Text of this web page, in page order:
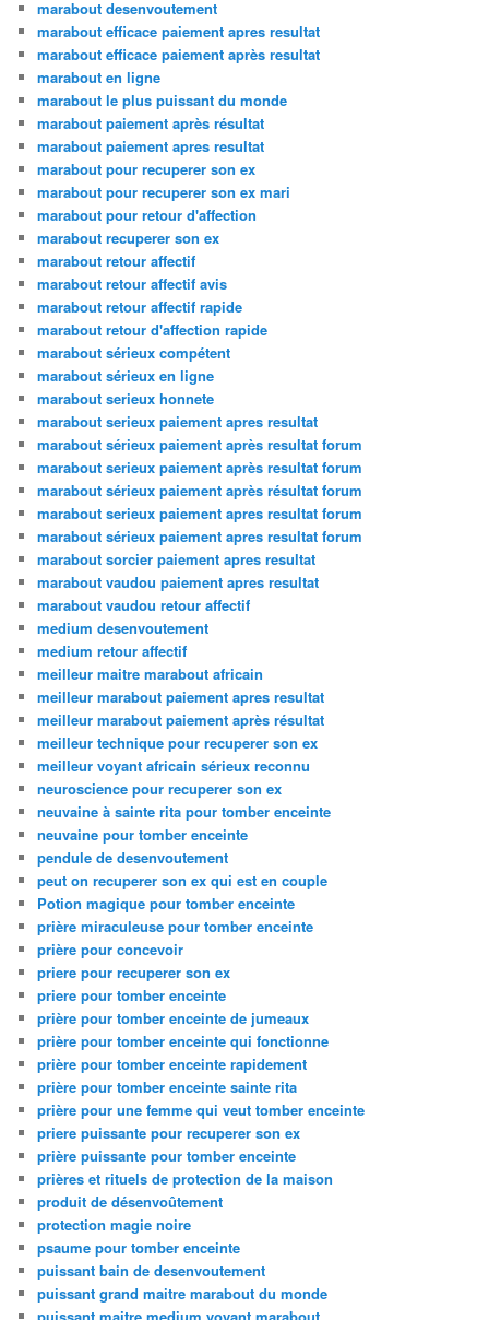
marabout desenvoutement
marabout efficace paiement apres resultat
marabout efficace paiement après resultat
marabout en ligne
marabout le plus puissant du monde
marabout paiement après résultat
marabout paiement apres resultat
marabout pour recuperer son ex
marabout pour recuperer son ex mari
marabout pour retour d'affection
marabout recuperer son ex
marabout retour affectif
marabout retour affectif avis
marabout retour affectif rapide
marabout retour d'affection rapide
marabout sérieux compétent
marabout sérieux en ligne
marabout serieux honnete
marabout serieux paiement apres resultat
marabout sérieux paiement après resultat forum
marabout serieux paiement après resultat forum
marabout sérieux paiement après résultat forum
marabout serieux paiement apres resultat forum
marabout sérieux paiement apres resultat forum
marabout sorcier paiement apres resultat
marabout vaudou paiement apres resultat
marabout vaudou retour affectif
medium desenvoutement
medium retour affectif
meilleur maitre marabout africain
meilleur marabout paiement apres resultat
meilleur marabout paiement après résultat
meilleur technique pour recuperer son ex
meilleur voyant africain sérieux reconnu
neuroscience pour recuperer son ex
neuvaine à sainte rita pour tomber enceinte
neuvaine pour tomber enceinte
pendule de desenvoutement
peut on recuperer son ex qui est en couple
Potion magique pour tomber enceinte
prière miraculeuse pour tomber enceinte
prière pour concevoir
priere pour recuperer son ex
priere pour tomber enceinte
prière pour tomber enceinte de jumeaux
prière pour tomber enceinte qui fonctionne
prière pour tomber enceinte rapidement
prière pour tomber enceinte sainte rita
prière pour une femme qui veut tomber enceinte
priere puissante pour recuperer son ex
prière puissante pour tomber enceinte
prières et rituels de protection de la maison
produit de désenvoûtement
protection magie noire
psaume pour tomber enceinte
puissant bain de desenvoutement
puissant grand maitre marabout du monde